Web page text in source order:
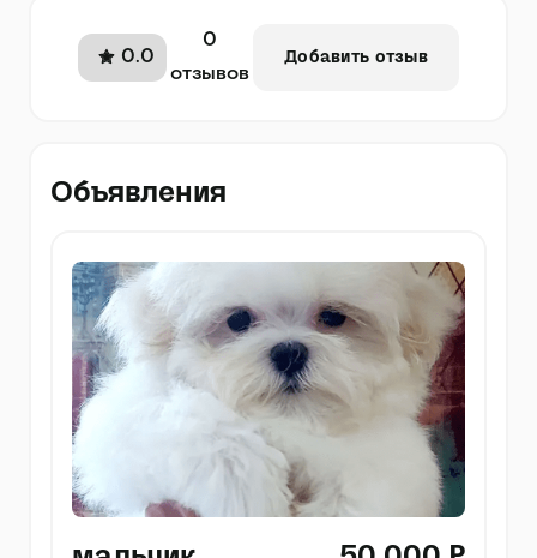
0.0
0
отзывов
Добавить отзыв
Объявления